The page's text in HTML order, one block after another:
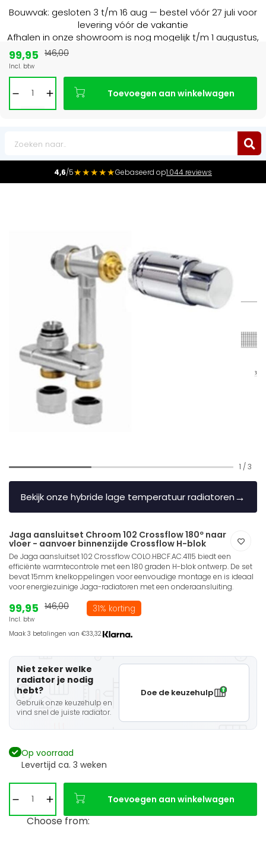
Bouwvak: gesloten 3 t/m 16 aug — bestel vóór 27 juli voor
levering vóór de vakantie
Afhalen in onze showroom is nog mogelijk t/m 1 augustus,
4,6/5★★★★★Gebaseerd op1.044 reviews
1 / 3
Bekijk onze hybride lage temperatuur radiatoren→
Jaga aansluitset Chroom 102 Crossflow 180º naar
vloer - aanvoer binnenzijde Crossflow H-blok
De Jaga aansluitset 102 Crossflow COLO.HBCF.AC.4115 biedt een
efficiënte warmtecontrole met een 180 graden H-blok ontwerp. De set
bevat 15mm knelkoppelingen voor eenvoudige montage en is ideaal
voor energiezuinige Jaga-radiatoren met een onderaansluiting.
99,95
Incl. btw
146,00 31% korting
Maak 3 betalingen van €33,32.
Niet zeker welke
radiator je nodig
hebt?
Gebruik onze keuzehulp en
vind snel de juiste radiator.
Doe de keuzehulp
Op voorraad
Levertijd ca. 3 weken
Toevoegen aan winkelwagen
99,95
Incl. btw
146,00
Toevoegen aan winkelwagen
Choose from: